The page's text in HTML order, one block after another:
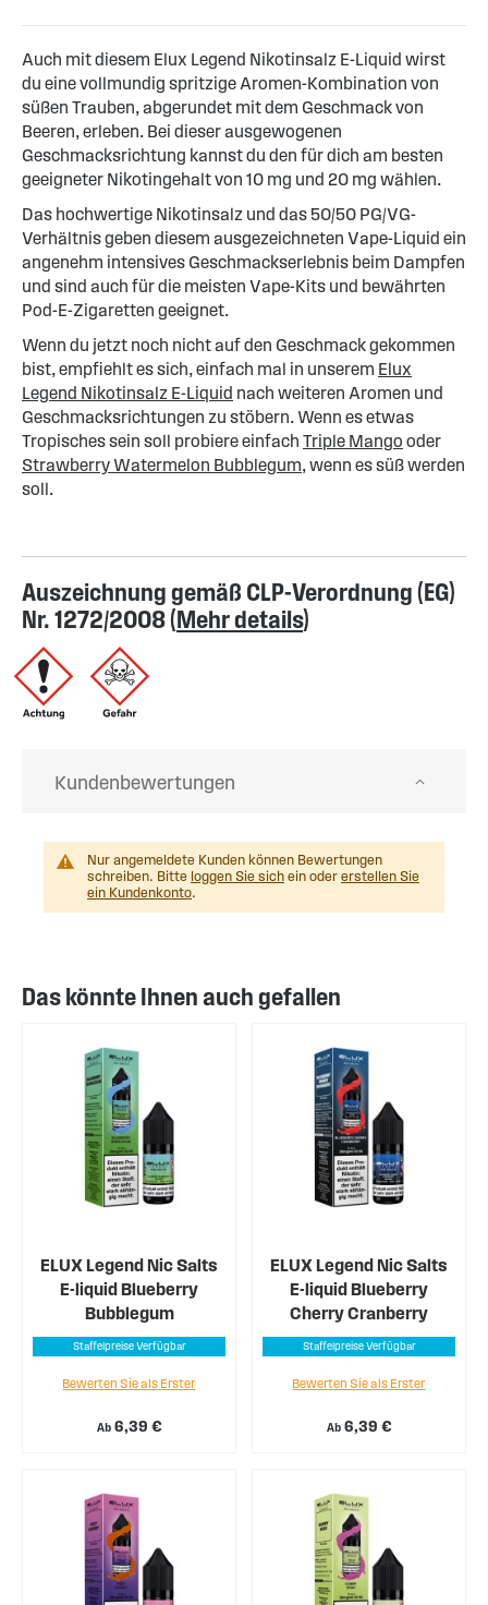
Auch mit diesem Elux Legend Nikotinsalz E-Liquid wirst
du eine vollmundig spritzige Aromen-Kombination von
süßen Trauben, abgerundet mit dem Geschmack von
Beeren, erleben. Bei dieser ausgewogenen
Geschmacksrichtung kannst du den für dich am besten
geeigneter Nikotingehalt von 10 mg und 20 mg wählen.
Das hochwertige Nikotinsalz und das 50/50 PG/VG-
Verhältnis geben diesem ausgezeichneten Vape-Liquid ein
angenehm intensives Geschmackserlebnis beim Dampfen
und sind auch für die meisten Vape-Kits und bewährten
Pod-E-Zigaretten geeignet.
Wenn du jetzt noch nicht auf den Geschmack gekommen
bist, empfiehlt es sich, einfach mal in unserem Elux
Legend Nikotinsalz E-Liquid nach weiteren Aromen und
Geschmacksrichtungen zu stöbern. Wenn es etwas
Tropisches sein soll probiere einfach Triple Mango oder
Strawberry Watermelon Bubblegum, wenn es süß werden
soll.
Auszeichnung gemäß CLP-Verordnung (EG)
Nr. 1272/2008 (Mehr details)
Kundenbewertungen
Nur angemeldete Kunden können Bewertungen
schreiben. Bitte loggen Sie sich ein oder erstellen Sie
ein Kundenkonto.
Das könnte Ihnen auch gefallen
ELUX Legend Nic Salts
E-liquid Blueberry
Bubblegum
Staffelpreise Verfügbar
Ab 6,39 €
Bewerten Sie als Erster
ELUX Legend Nic Salts
E-liquid Blueberry
Cherry Cranberry
Staffelpreise Verfügbar
Ab 6,39 €
Bewerten Sie als Erster